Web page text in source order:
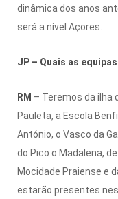
dinâmica dos anos
será a nível Açores.
JP – Quais as
RM – Teremos da ilha
Pauleta, a Escola
António, o Vasco da
do Pico o Madalena,
Mocidade Praiense e
estarão presentes